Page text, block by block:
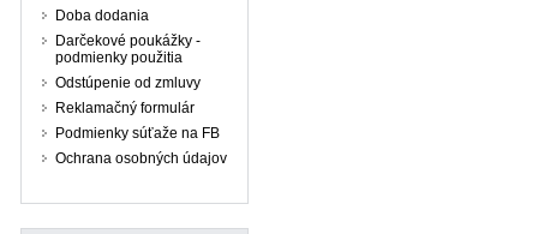
Doba dodania
Darčekové poukážky -
podmienky použitia
Odstúpenie od zmluvy
Reklamačný formulár
Podmienky súťaže na FB
Ochrana osobných údajov